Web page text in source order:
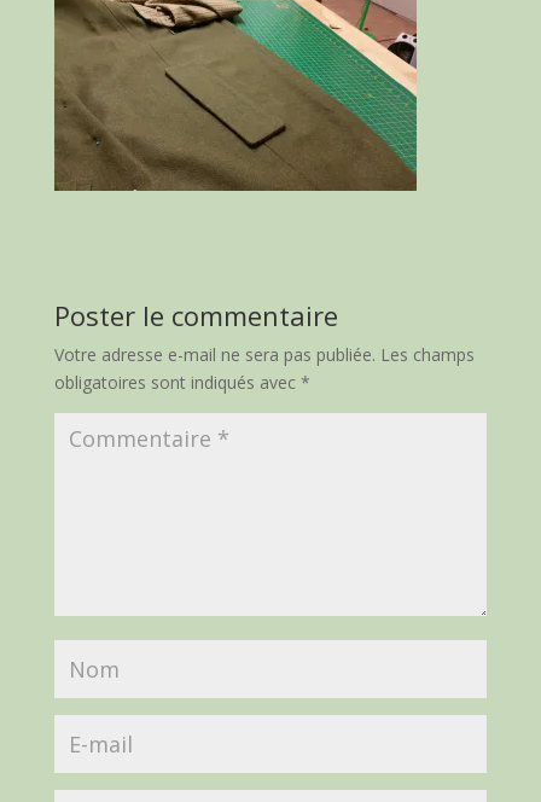
Poster le commentaire
Votre adresse e-mail ne sera pas publiée. Les champs
obligatoires sont indiqués avec *